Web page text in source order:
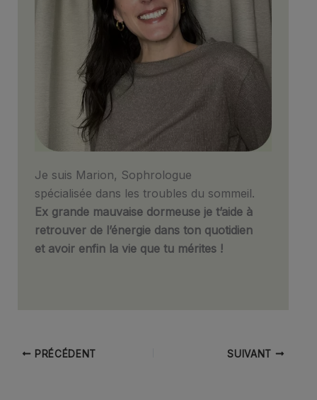
Je suis Marion, Sophrologue
spécialisée dans les troubles du sommeil.
Ex grande mauvaise dormeuse je t’aide à
retrouver de l’énergie dans ton quotidien
et avoir enfin la vie que tu mérites !
PRÉCÉDENT SUIVANT